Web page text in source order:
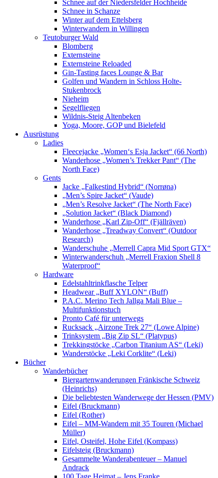
Schnee auf der Niedersfelder Hochheide
Schnee in Schanze
Winter auf dem Ettelsberg
Winterwandern in Willingen
Teutoburger Wald
Blomberg
Externsteine
Externsteine Reloaded
Gin-Tasting faces Lounge & Bar
Golfen und Wandern in Schloss Holte-
Stukenbrock
Nieheim
Segelfliegen
Wildnis-Steig Altenbeken
Yoga, Moore, GOP und Bielefeld
Ausrüstung
Ladies
Fleecejacke „Women‘s Esja Jacket“ (66 North)
Wanderhose „Women’s Trekker Pant“ (The
North Face)
Gents
Jacke „Falkestind Hybrid“ (Norrøna)
„Men’s Spire Jacket“ (Vaude)
„Men’s Resolve Jacket“ (The North Face)
„Solution Jacket“ (Black Diamond)
Wanderhose „Karl Zip-Off“ (Fjällräven)
Wanderhose „Treadway Convert“ (Outdoor
Research)
Wanderschuhe „Merrell Capra Mid Sport GTX“
Winterwanderschuh „Merrell Fraxion Shell 8
Waterproof“
Hardware
Edelstahltrinkflasche Telper
Headwear „Buff XYLON“ (Buff)
P.A.C. Merino Tech Jallga Mali Blue –
Multifunktionstuch
Pronto Café für unterwegs
Rucksack „Airzone Trek 27“ (Lowe Alpine)
Trinksystem „Big Zip SL“ (Platypus)
Trekkingstöcke „Carbon Titanium AS“ (Leki)
Wanderstöcke „Leki Corklite“ (Leki)
Bücher
Wanderbücher
Biergartenwanderungen Fränkische Schweiz
(Heinrichs)
Die beliebtesten Wanderwege der Hessen (PMV)
Eifel (Bruckmann)
Eifel (Rother)
Eifel – MM-Wandern mit 35 Touren (Michael
Müller)
Eifel, Osteifel, Hohe Eifel (Kompass)
Eifelsteig (Bruckmann)
Gesammelte Wanderabenteuer – Manuel
Andrack
100 Tage Heimat – Jens Franke